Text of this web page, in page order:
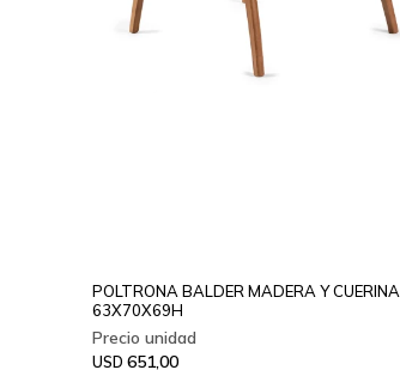
POLTRONA BALDER MADERA Y CUERINA
63X70X69H
USD 651,00